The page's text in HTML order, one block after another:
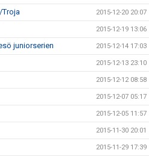
Troja 2015-12-20 20:07
2015-12-19 13:06
juniorserien 2015-12-14 17:03
2015-12-13 23:10
2015-12-12 08:58
2015-12-07 05:17
2015-12-05 11:57
2015-11-30 20:01
2015-11-29 17:39